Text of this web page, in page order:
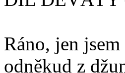
Ráno, jen
odněkud z